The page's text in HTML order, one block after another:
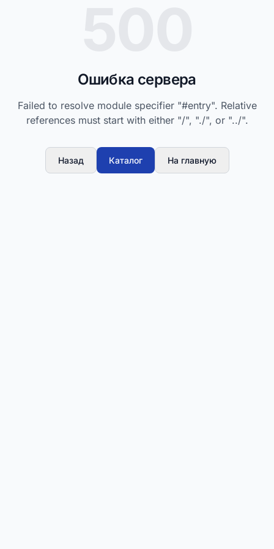
Ошибка сервера
Failed to resolve module specifier "#entry". Relative
references must start with either "/", "./", or "../".
Назад Каталог На главную